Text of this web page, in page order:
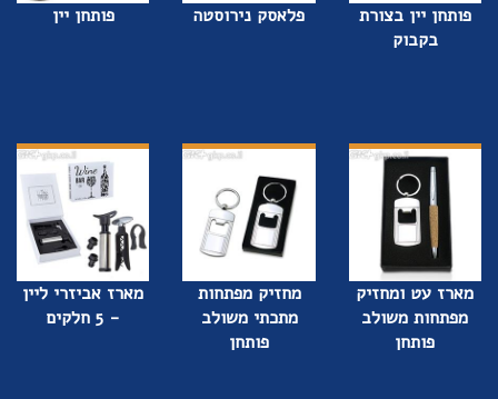
פותחן יין בצורת
בקבוק
פלאסק נירוסטה פותחן יין
מארז עט ומחזיק
מפתחות משולב
פותחן
מחזיק מפתחות
מתכתי משולב
פותחן
מארז אביזרי ליין
- 5 חלקים